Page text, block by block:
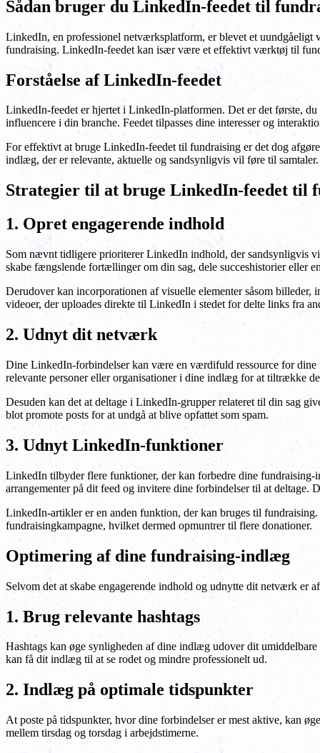
Sådan bruger du LinkedIn-feedet til
LinkedIn, en professionel netværksplatform, er blevet et
fundraising. LinkedIn-feedet kan især være et effektivt værktøj til
Forståelse af LinkedIn-feedet
LinkedIn-feedet er hjertet i LinkedIn-platformen. Det er det første,
influencere i din branche. Feedet tilpasses dine interesser og
For effektivt at bruge LinkedIn-feedet til fundraising er det dog
indlæg, der er relevante, aktuelle og sandsynligvis vil føre til
Strategier til at bruge LinkedIn-feedet til
1. Opret engagerende indhold
Som nævnt tidligere prioriterer LinkedIn indhold, der sandsynligvis
skabe fængslende fortællinger om din sag, dele succeshistorier eller
Derudover kan incorporationen af visuelle elementer såsom
videoer, der uploades direkte til LinkedIn i stedet for delte links fra
2. Udnyt dit netværk
Dine LinkedIn-forbindelser kan være en værdifuld ressource for
relevante personer eller organisationer i dine indlæg for at tiltrække
Desuden kan det at deltage i LinkedIn-grupper relateret til din sag
blot promote posts for at undgå at blive opfattet som spam.
3. Udnyt LinkedIn-funktioner
LinkedIn tilbyder flere funktioner, der kan forbedre dine fundraising-
arrangementer på dit feed og invitere dine forbindelser til at
LinkedIn-artikler er en anden funktion, der kan bruges til
fundraisingkampagne, hvilket dermed opmuntrer til flere donationer.
Optimering af dine fundraising-indlæg
Selvom det at skabe engagerende indhold og udnytte dit netværk er
1. Brug relevante hashtags
Hashtags kan øge synligheden af dine indlæg udover dit
kan få dit indlæg til at se rodet og mindre professionelt ud.
2. Indlæg på optimale tidspunkter
At poste på tidspunkter, hvor dine forbindelser er mest aktive, kan
mellem tirsdag og torsdag i arbejdstimerne.